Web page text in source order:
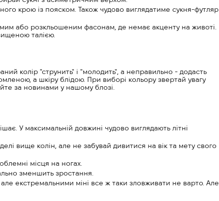
крою із пояском. Також чудово виглядатиме сукня-футляр
або розкльошеним фасонам, де немає акценту на животі.
талією.
колір "струнить" і "молодить", а неправильно - додасть
а шкіру блідою. При виборі кольору звертай увагу
за новинами у нашому блозі.
У максимальній довжині чудово виглядають літні
вище колін, але не забувай дивитися на вік та мету свого
місця на ногах.
зменшить зростання.
екстремальними міні все ж таки зловживати не варто. Але